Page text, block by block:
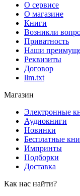
О сервисе
О магазине
Книги
Возникли
Приватность
Наши
Реквизиты
Договор
llm.txt
Магазин
Электронные
Аудиокниги
Новинки
Бесплатные
Импринты
Подборки
Доставка
Как нас найти?